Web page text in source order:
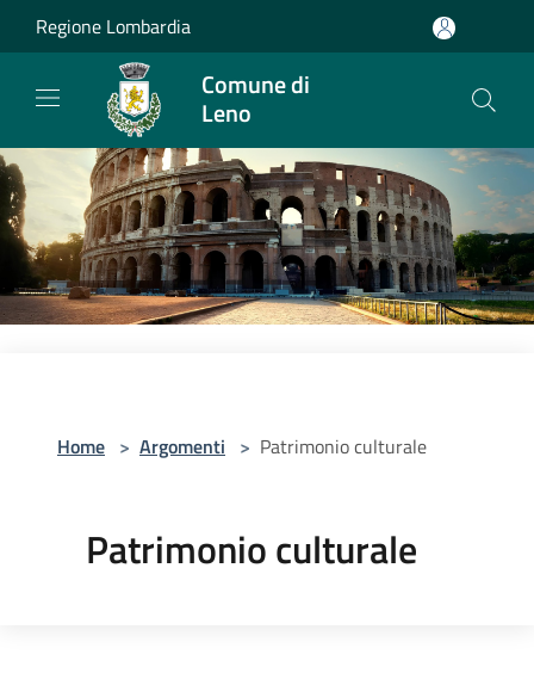
Salta al contenuto principale
Regione Lombardia
Comune di
Leno
Home > Argomenti > Patrimonio culturale
Patrimonio culturale